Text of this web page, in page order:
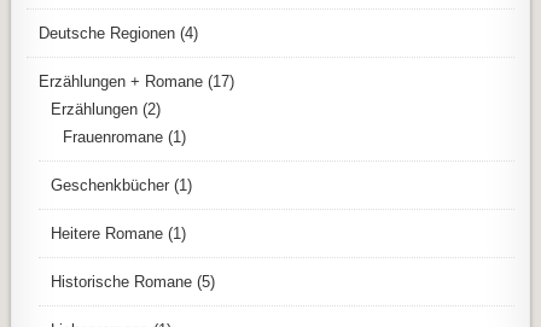
Deutsche Regionen (4)
Erzählungen + Romane (17)
Erzählungen (2)
Frauenromane (1)
Geschenkbücher (1)
Heitere Romane (1)
Historische Romane (5)